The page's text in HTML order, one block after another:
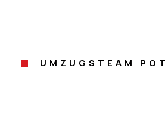
UMZUGSTEAM